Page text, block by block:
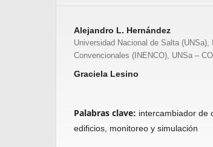
Alejandro L. Hernández
Universidad Nacional de Salta
Convencionales (INENCO), UNSa –
Graciela Lesino
Palabras clave: intercambiador de
edificios, monitoreo y simulación